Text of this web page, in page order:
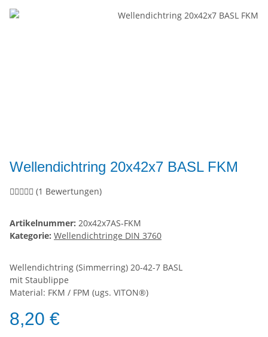
Wellendichtring 20x42x7 BASL FKM
(1 Bewertungen)
Artikelnummer: 20x42x7AS-FKM
Kategorie: Wellendichtringe DIN 3760
Wellendichtring (Simmerring) 20-42-7 BASL
mit Staublippe
Material: FKM / FPM (ugs. VITON®)
8,20 €